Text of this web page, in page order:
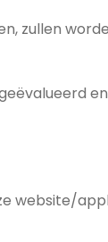
zullen
website/